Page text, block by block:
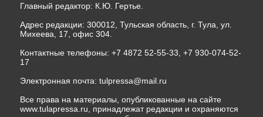
Главный редактор: К.Ю. Гертье.
Адрес редакции: 300012, Тульская область, г. Тула, ул.
Михеева, 17, офис 304.
Контактные телефоны: +7 4872 52-55-33, +7 930-074-52-
17
Электронная почта: tulpressa@mail.ru
Все права на материалы, опубликованные на сайте
www.tulapressa.ru, принадлежат редакции и охраняются